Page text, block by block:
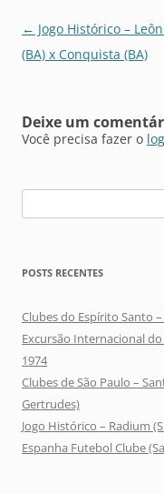
Navegação
de
← Jogo Histórico –
(BA) x Conquista (BA)
Deixe um
Você precisa fazer o
por:
POSTS RECENTES
Clubes do Espírito Santo
Excursão Internacional do
1974
Clubes de São Paulo –
Gertrudes)
Jogo Histórico – Radium
Espanha Futebol Clube